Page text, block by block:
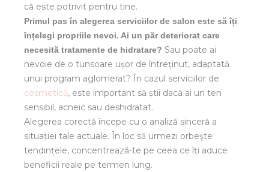
că este potrivit pentru tine.
Primul pas în alegerea serviciilor de salon este să îți
înțelegi propriile nevoi. Ai un păr deteriorat care
necesită tratamente de hidratare? Sau poate ai
nevoie de o tunsoare ușor de întreținut, adaptată
unui program aglomerat? În cazul serviciilor de
cosmetică, este important să știi dacă ai un ten
sensibil, acneic sau deshidratat.
Alegerea corectă începe cu o analiză sinceră a
situației tale actuale. În loc să urmezi orbește
tendințele, concentrează-te pe ceea ce îți aduce
beneficii reale pe termen lung.